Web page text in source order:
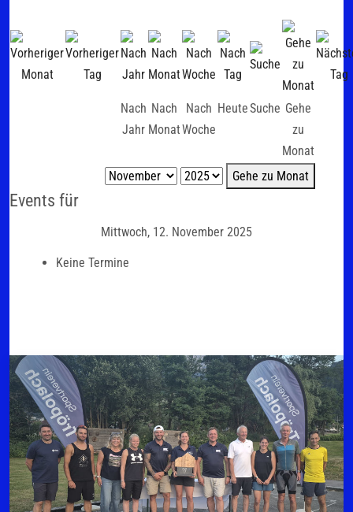
Nach
Jahr
Nach
Monat
Nach
Woche
HeuteSuche Gehe
zu
Monat
Gehe zu Monat
Events für
Mittwoch, 12. November 2025
Keine Termine